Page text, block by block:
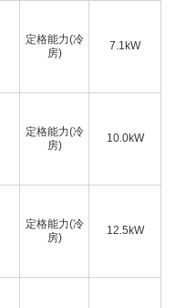
定格能力(冷
房)
7.1kW
定格能力(冷
房)
10.0kW
定格能力(冷
房)
12.5kW